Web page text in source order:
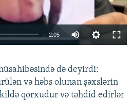
2:05
də deyirdi:
və həbs olunan şəxslərin
qorxudur və təhdid edirlər